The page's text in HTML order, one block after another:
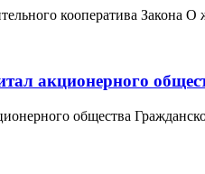
кооператива
акционерного
общества